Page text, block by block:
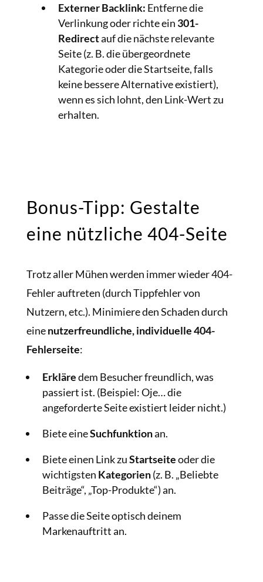
Externer Backlink: Entferne die
Verlinkung oder richte ein 301-
Redirectauf die nächste relevante
Seite (z. B. die übergeordnete
Kategorie oder die Startseite, falls
keine bessere Alternative existiert),
wenn es sich lohnt, den Link-Wert zu
erhalten.
Bonus-Tipp: Gestalte
eine nützliche 404-Seite
Trotz aller Mühen werden immer wieder 404-
Fehler auftreten (durch Tippfehler von
Nutzern, etc.). Minimiere den Schaden durch
einenutzerfreundliche, individuelle 404-
Fehlerseite:
Erkläredem Besucher freundlich, was
passiert ist. (Beispiel: Oje… die
angeforderte Seite existiert leider nicht.)
Biete eineSuchfunktionan.
Biete einen Link zuStartseiteoder die
wichtigsten Kategorien(z. B. „Beliebte
Beiträge“, „Top-Produkte“) an.
Passe die Seite optisch deinem
Markenauftritt an.